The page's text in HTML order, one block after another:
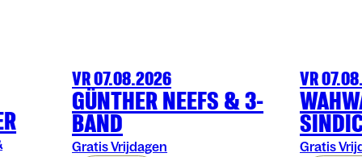
FESTIVALOLT
VR 07.08.2026
GÜNTHER NEEFS & 3-
BAND
Gratis Vrijdagen
FESTIVAL
VR
Gratis